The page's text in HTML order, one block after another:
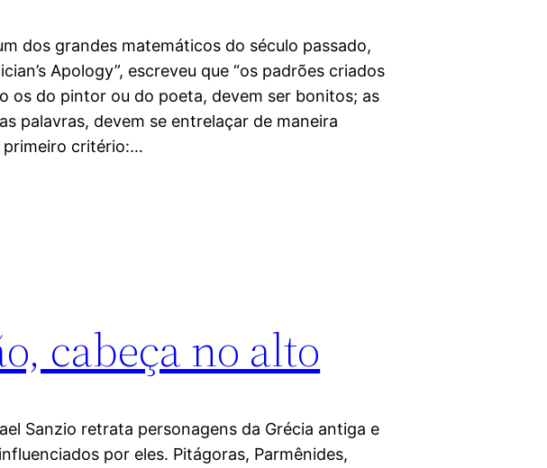
dos grandes matemáticos do século passado,
Apology”, escreveu que “os padrões criados
os do pintor ou do poeta, devem ser bonitos; as
palavras, devem se entrelaçar de maneira
primeiro critério:…
cabeça no alto
Sanzio retrata personagens da Grécia antiga e
por eles. Pitágoras, Parmênides,